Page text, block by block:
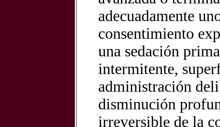
adecuadamente
consentimiento
una sedación
intermitente,
administración
disminución
irreversible de la